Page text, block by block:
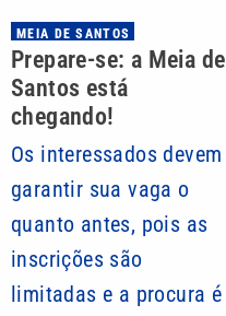
MEIA DE SANTOS
Prepare-se: a Meia de
Santos está
chegando!
Os interessados devem
garantir sua vaga o
quanto antes, pois as
inscrições são
limitadas e a procura é